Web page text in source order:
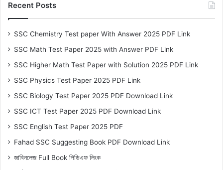
Recent Posts
SSC Chemistry Test paper With Answer 2025 PDF Link
SSC Math Test Paper 2025 with Answer PDF Link
SSC Higher Math Test Paper with Solution 2025 PDF Link
SSC Physics Test Paper 2025 PDF Link
SSC Biology Test Paper 2025 PDF Download Link
SSC ICT Test Paper 2025 PDF Download Link
SSC English Test Paper 2025 PDF
Fahad SSC Suggesting Book PDF Download Link
জাবিনলেজ Full Book পিডিএফ লিংক